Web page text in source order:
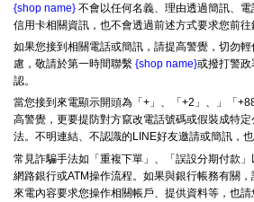
{shop name} 不會以任何名義、理由透過簡訊、電
信用卡相關資訊，也不會透過前述方式要求您前往
如果您接到相關電話或簡訊，請提高警覺，切勿
慮，敬請於第一時間聯繫 {shop name}或撥打警
認。
當您接到來電顯示開頭為「+」、「+2」、」「
高警覺，更要提防對方竄改電話號碼或假裝成特
法。不明連結、不認識的LINE好友邀請或簡訊，也
常見詐騙手法如「重複下單」、「誤設分期付款
網路銀行或ATM操作流程。如果與銀行帳務有關
來電內容要求您操作相關帳戶、提供資料等，也